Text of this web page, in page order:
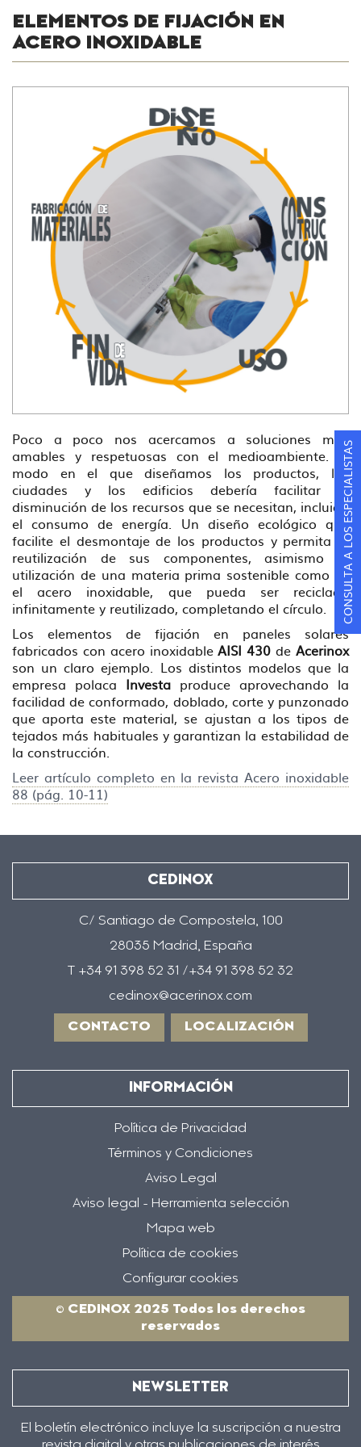
ELEMENTOS DE FIJACIÓN EN
ACERO INOXIDABLE
Poco a poco nos acercamos a soluciones más
amables y respetuosas con el medioambiente. El
modo en el que diseñamos los productos, las
ciudades y los edificios debería facilitar la
disminución de los recursos que se necesitan, incluido
el consumo de energía. Un diseño ecológico que
facilite el desmontaje de los productos y permita la
reutilización de sus componentes, asimismo la
utilización de una materia prima sostenible como es
el acero inoxidable, que pueda ser reciclado
infinitamente y reutilizado, completando el círculo.
Los elementos de fijación en paneles solares
fabricados con acero inoxidableAISI 430 deAcerinox
son un claro ejemplo. Los distintos modelos que la
empresa polaca Investa produce aprovechando la
facilidad de conformado, doblado, corte y punzonado
que aporta este material, se ajustan a los tipos de
tejados más habituales y garantizan la estabilidad de
la construcción.
Leer artículo completo en la revista Acero inoxidable
88 (pág. 10-11)
CEDINOX
C/ Santiago de Compostela, 100
28035 Madrid, España
T +34 91 398 52 31 /+34 91 398 52 32
cedinox@acerinox.com
CONTACTO LOCALIZACIÓN
INFORMACIÓN
Política de Privacidad
Términos y Condiciones
Aviso Legal
Aviso legal - Herramienta selección
Mapa web
Política de cookies
Configurar cookies
© CEDINOX 2025 Todos los derechos
reservados
NEWSLETTER
El boletín electrónico incluye la suscripción a nuestra
CONSULTA A LOS ESPECIALISTAS